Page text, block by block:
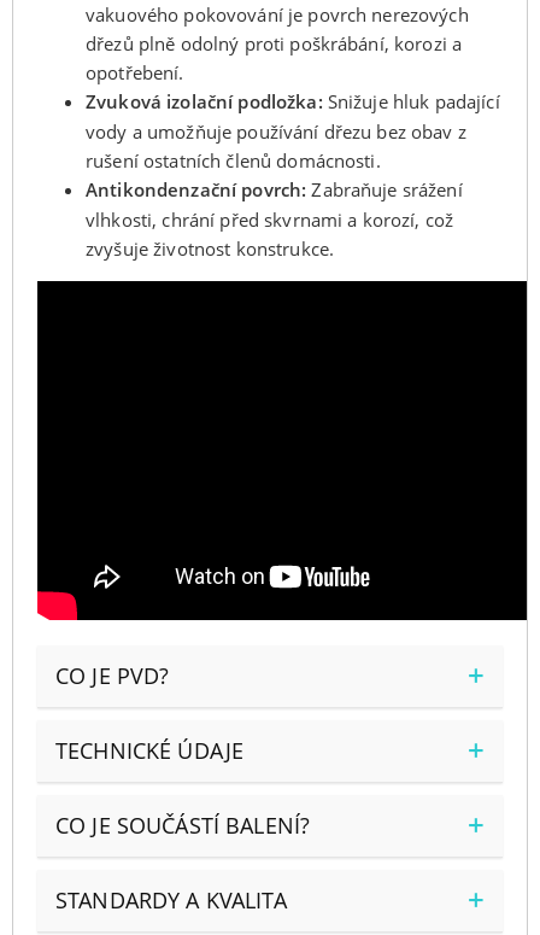
vakuového pokovování je povrch nerezových
dřezů plně odolný proti poškrábání, korozi a
opotřebení.
Zvuková izolační podložka: Snižuje hluk padající
vody a umožňuje používání dřezu bez obav z
rušení ostatních členů domácnosti.
Antikondenzační povrch: Zabraňuje srážení
vlhkosti, chrání před skvrnami a korozí, což
zvyšuje životnost konstrukce.
CO JE PVD?
TECHNICKÉ ÚDAJE
CO JE SOUČÁSTÍ BALENÍ?
STANDARDY A KVALITA